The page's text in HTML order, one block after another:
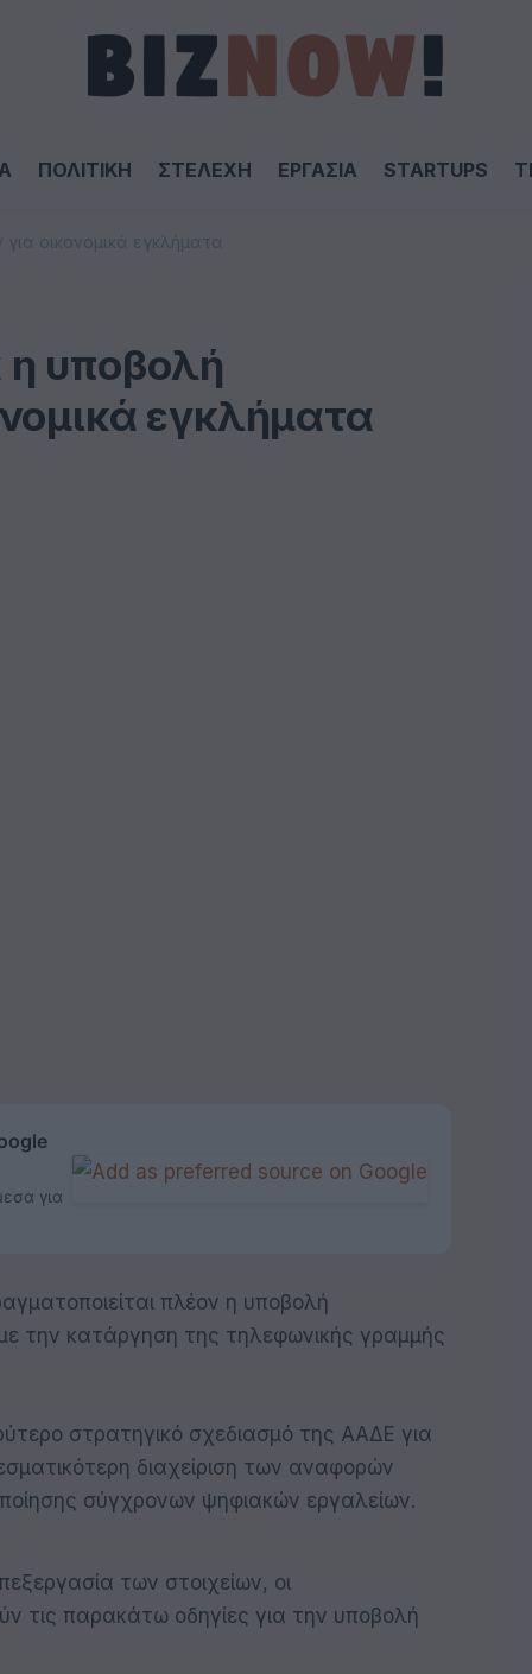
ΠΟΛΙΤΙΚΗ ΣΤΕΛΕΧΗ ΕΡΓΑΣΙΑ STARTUPS
υποβολή
εγκλήματα
για
πλέον η υποβολή
την κατάργηση της τηλεφωνικής γραμμής
στρατηγικό σχεδιασμό της ΑΑΔΕ για
διαχείριση των αναφορών
σύγχρονων ψηφιακών εργαλείων.
των στοιχείων, οι
τις παρακάτω οδηγίες για την υποβολή